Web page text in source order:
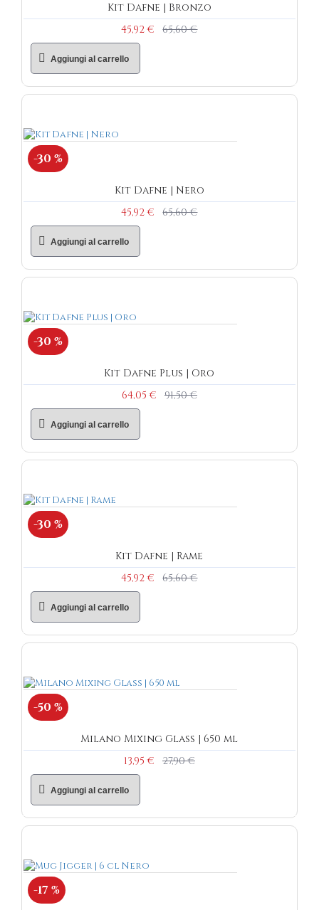
Kit Dafne | Bronzo
45,92 €
65,60 €
Aggiungi al carrello
-30 %
Kit Dafne | Nero
45,92 €
65,60 €
Aggiungi al carrello
-30 %
Kit Dafne Plus | Oro
64,05 €
91,50 €
Aggiungi al carrello
-30 %
Kit Dafne | Rame
45,92 €
65,60 €
Aggiungi al carrello
-50 %
Milano Mixing Glass | 650 ml
13,95 €
27,90 €
Aggiungi al carrello
-17 %